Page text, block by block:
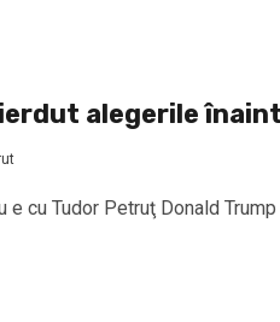
alegerile
e cu Tudor Petruţ Donald